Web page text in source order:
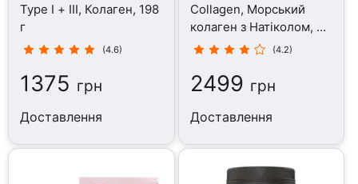
Type I + III, Колаген, 198
г
(4.6)
1375 грн
Доставлення
Collagen, Морський
колаген з Натіколом, 30
стіків
(4.2)
2499 грн
Доставлення